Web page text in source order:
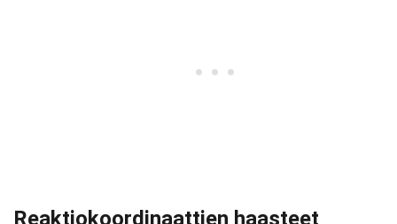
Reaktiokoordinaattien haasteet